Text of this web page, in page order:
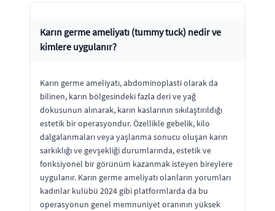
Karın germe ameliyatı (tummy tuck) nedir ve
kimlere uygulanır?
Karın germe ameliyatı, abdominoplasti olarak da
bilinen, karın bölgesindeki fazla deri ve yağ
dokusunun alınarak, karın kaslarının sıkılaştırıldığı
estetik bir operasyondur. Özellikle gebelik, kilo
dalgalanmaları veya yaşlanma sonucu oluşan karın
sarkıklığı ve gevşekliği durumlarında, estetik ve
fonksiyonel bir görünüm kazanmak isteyen bireylere
uygulanır. Karın germe ameliyatı olanların yorumları
kadınlar kulübü 2024 gibi platformlarda da bu
operasyonun genel memnuniyet oranının yüksek